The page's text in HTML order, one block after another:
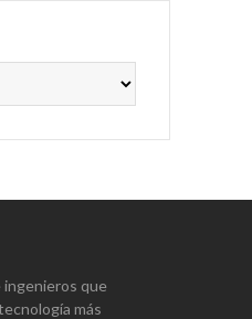
ingenieros que
más